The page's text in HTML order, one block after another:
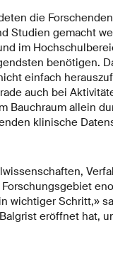
die
Studien gemacht
im
benötigen.
einfach
auch bei
Bauchraum allein
klinische
wichtiger Schritt,»
eröffnet hat,